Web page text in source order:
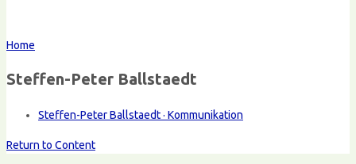
Home
Steffen-Peter Ballstaedt
Steffen-Peter Ballstaedt · Kommunikation
Return to Content